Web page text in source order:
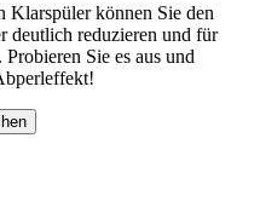
Klarspüler können Sie den
deutlich reduzieren und für
Sie es aus und